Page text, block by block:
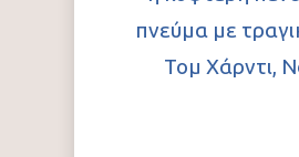
πνεύμα με
Τομ Χάρντι,